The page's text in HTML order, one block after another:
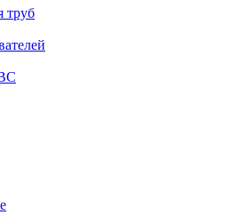
труб